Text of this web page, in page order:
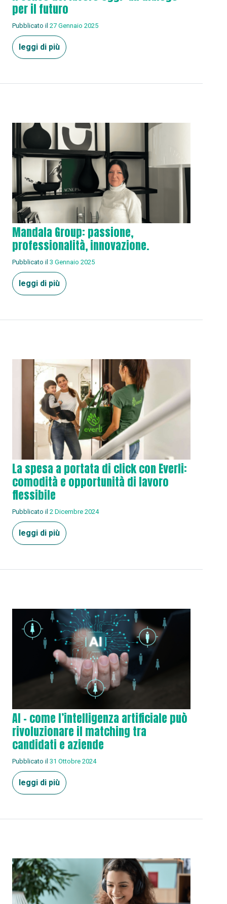
per il futuro
Pubblicato il 27 Gennaio 2025
leggi di più
Mandala Group: passione,
professionalità, innovazione.
Pubblicato il 3 Gennaio 2025
leggi di più
La spesa a portata di click con Everli:
comodità e opportunità di lavoro
flessibile
Pubblicato il 2 Dicembre 2024
leggi di più
AI – come l’intelligenza artificiale può
rivoluzionare il matching tra
candidati e aziende
Pubblicato il 31 Ottobre 2024
leggi di più